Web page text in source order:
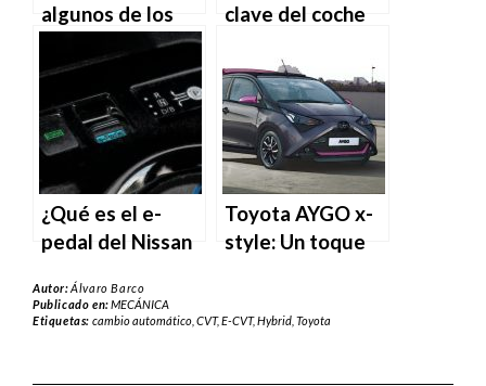
algunos de los
mejores sistemas
de tracción total
del mercado
clave del coche
frecuentemente?
¿Qué es el e-
pedal del Nissan
i3?
Toyota AYGO x-
style: Un toque
Autor:Álvaro Barco
Publicado en:MECÁNICA
Etiquetas: cambio automático, CVT,E-CVT,Hybrid, Toyota